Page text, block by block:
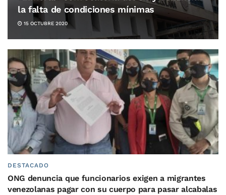
la falta de condiciones mínimas
15 OCTUBRE 2020
DESTACADO
ONG denuncia que funcionarios exigen a migrantes
venezolanas pagar con su cuerpo para pasar alcabalas